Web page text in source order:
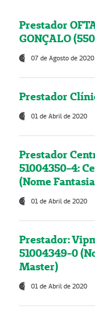
Prestador
GONÇALO
07 de Agosto de 2020
Prestador
01 de Abril de 2020
Prestador
51004350-4:
(Nome
01 de Abril de 2020
Prestador:
51004349-0
Master)
01 de Abril de 2020